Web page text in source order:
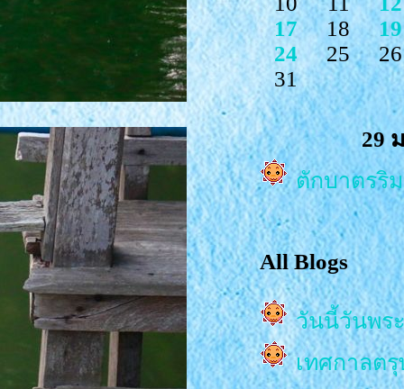
17
18
19
24
25
26
31
29
ตักบาตรริ
All Blogs
วันนี้วันพร
เทศกาลต